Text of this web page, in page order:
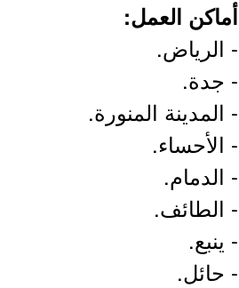
أماكن العمل:
- الرياض.
- جدة.
- المدينة المنورة.
- الأحساء.
- الدمام.
- الطائف.
- ينبع.
- حائل.